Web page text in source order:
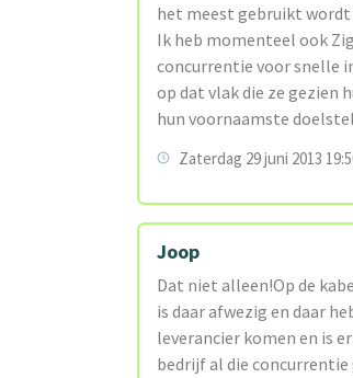
het meest gebruikt wordt
Ik heb momenteel ook
concurrentie voor snelle
op dat vlak die ze gezien
hun voornaamste
Zaterdag 29 juni 2013
Joop
Dat niet alleen!Op de
is daar afwezig en daar
leverancier komen en is
bedrijf al die